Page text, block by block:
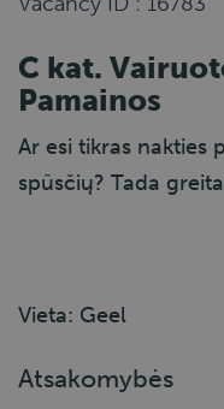
C kat.
Pamainos
Ar esi tikras nakties
spūsčių? Tada
Vieta: Geel
Atsakomybės